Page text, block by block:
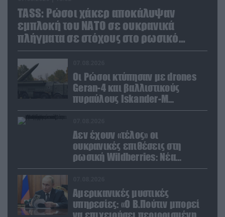
TASS: Ρώσοι χάκερ αποκάλυψαν
εμπλοκή του ΝΑΤΟ σε ουκρανικά
πλήγματα σε στόχους στο ρωσικό
έδαφος!
Οι Ρώσοι κτύπησαν με drones
Geran-4 και βαλλιστικούς
πυραύλους Iskander-M
ουκρανικό τρένο με
Δεν έχουν «τέλος» οι
ουκρανικές επιθέσεις στη
ρωσική Wildberries: Νέα
πλήγματα σε εγκαταστάσεις στα
Αμερικανικές μυστικές
υπηρεσίες: «Ο Β.Πούτιν μπορεί